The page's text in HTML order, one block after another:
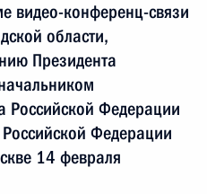
видео-конференц-связи
области,
Президента
Российской Федерации
Федерации
14 февраля